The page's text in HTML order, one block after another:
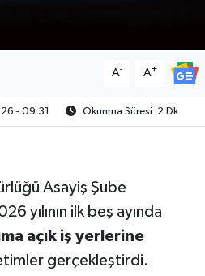
A- A+
- 09:31 Okunma Süresi: 2 Dk
Asayiş Şube
yılının ilk beş ayında
açık iş yerlerine
gerçekleştirdi.